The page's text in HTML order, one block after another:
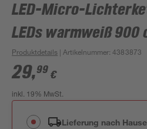
LED-Micro-
LEDs warmweiß 900
Produktdetails | Artikelnummer:4383873
29,99 €
inkl. 19% MwSt.
Lieferung nach Hause